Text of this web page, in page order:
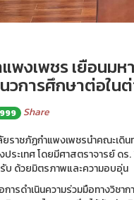
พงเพชร เยือนม
วการศึกษาต่อใน
999
Share
ราชภัฏกำแพงเพชรนำคณะเดิ
ระเทศ โดยมีศาสตราจารย์ ด
บ ด้วยมิตรภาพและความอบอุ่น
รดำเนินความร่วมมือทางวิชา